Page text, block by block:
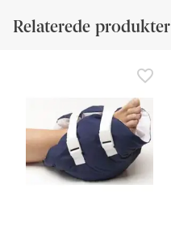
Relaterede produkter